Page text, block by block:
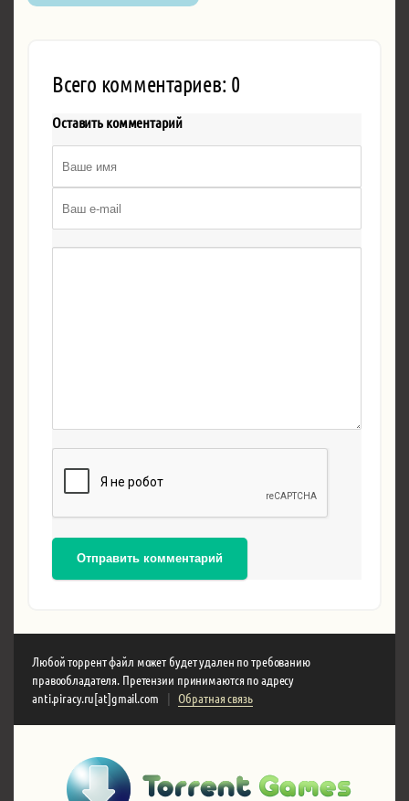
Всего комментариев: 0
Оставить комментарий
Отправить комментарий
Любой торрент файл может будет удален по требованию
правообладателя. Претензии принимаются по адресу
anti.piracy.ru[at]gmail.com
| Обратная связь